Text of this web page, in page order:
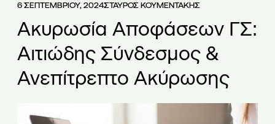
6 ΣΕΠΤΕΜΒΡΙΟΥ, 2024ΣΤΑΥΡΟΣ ΚΟΥΜΕΝΤΑΚΗΣ
Ακυρωσία Αποφάσεων ΓΣ:
Αιτιώδης Σύνδεσμος &
Ανεπίτρεπτο Ακύρωσης